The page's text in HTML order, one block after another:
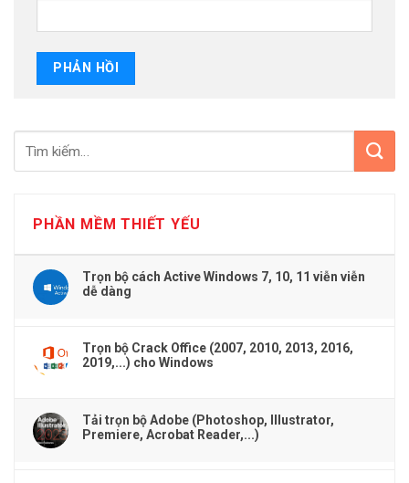
PHẦN MỀM THIẾT YẾU
Trọn bộ cách Active Windows 7, 10, 11 viễn viễn
dễ dàng
Trọn bộ Crack Office (2007, 2010, 2013, 2016,
2019,...) cho Windows
Tải trọn bộ Adobe (Photoshop, Illustrator,
Premiere, Acrobat Reader,...)